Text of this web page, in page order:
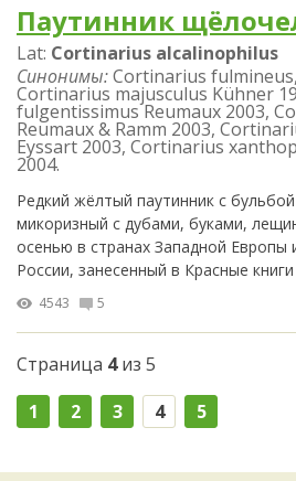
Паутинник
Lat: Cortinarius alcalinophilus
Синонимы:Cortinarius
Cortinarius majusculus Kühner
fulgentissimus Reumaux 2003,
Reumaux & Ramm 2003,
Eyssart 2003, Cortinarius
2004.
Редкий жёлтый паутинник с
микоризный с дубами, буками,
осенью в странах Западной Европы
России, занесенный в Красные
4543 5
Страница 4из 5
1
2 3 4 5